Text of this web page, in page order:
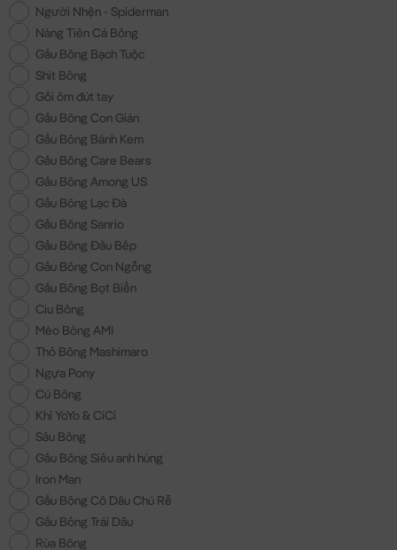
Người Nhện - Spiderman
Nàng Tiên Cá Bông
Gấu Bông Bạch Tuộc
Shit Bông
Gối ôm đút tay
Gấu Bông Con Gián
Gấu Bông Bánh Kem
Gấu Bông Care Bears
Gấu Bông Among US
Gấu Bông Lạc Đà
Gấu Bông Sanrio
Gấu Bông Đầu Bếp
Gấu Bông Con Ngỗng
Gấu Bông Bọt Biển
Ciu Bông
Mèo Bông AMI
Thỏ Bông Mashimaro
Ngựa Pony
Cú Bông
Khỉ YoYo & CiCi
Sâu Bông
Gấu Bông Siêu anh hùng
Iron Man
Gấu Bông Cô Dâu Chú Rễ
Gấu Bông Trái Dâu
Rùa Bông